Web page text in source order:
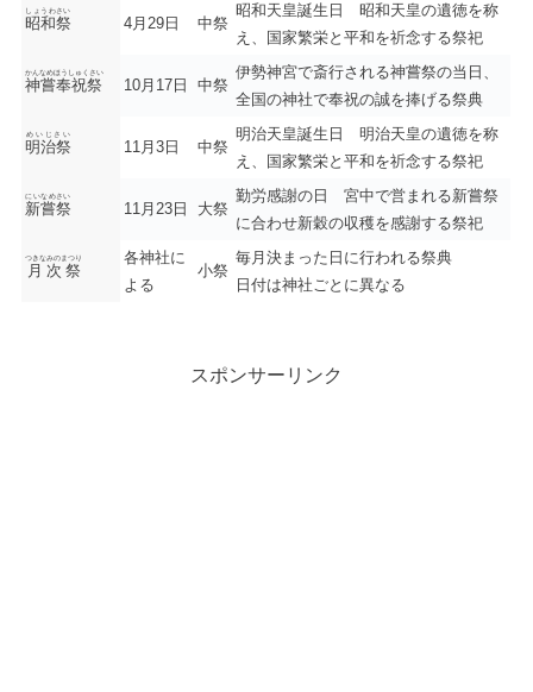
昭和祭
しょうわさい
4月29日 中祭
昭和天皇誕生日 昭和天皇の遺徳を称
え、国家繁栄と平和を祈念する祭祀
神嘗奉祝祭
かんなめほうしゅくさい
10月17日 中祭
伊勢神宮で斎行される神嘗祭の当日、
全国の神社で奉祝の誠を捧げる祭典
明治祭
めいじさい
11月3日 中祭
明治天皇誕生日 明治天皇の遺徳を称
え、国家繁栄と平和を祈念する祭祀
新嘗祭
にいなめさい
11月23日 大祭
勤労感謝の日 宮中で営まれる新嘗祭
に合わせ新穀の収穫を感謝する祭祀
月次祭
つきなみのまつり
各神社に
よる
小祭
毎月決まった日に行われる祭典
日付は神社ごとに異なる
スポンサーリンク